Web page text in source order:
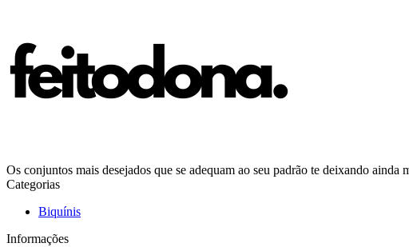
Os conjuntos mais desejados que se adequam ao seu padrão te deixando
Categorias
Biquínis
Informações